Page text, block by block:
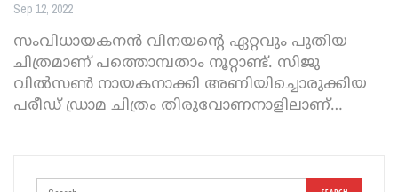
Sep 12, 2022
സംവിധായകനന്‍ വിനയന്റെ ഏറ്റവും പുതിയ
ചിത്രമാണ് പത്തൊമ്പതാം നൂറ്റാണ്ട്. സിജു
വില്‍സണ്‍ നായകനാക്കി അണിയിച്ചൊരുക്കിയ
പരീഡ് ഡ്രാമ ചിത്രം തിരുവോണനാളിലാണ്…